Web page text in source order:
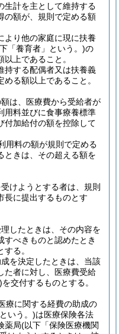
生計を主として維持する
の額が、規則で定める額
より他の家庭に現に扶養
「養育者」という。)の
上であること。
持する配偶者又は扶養義
る額以上であること。
は、医療費から受給者が
用料並びに食事療養標準
付加給付の額を控除して
用料の額が規則で定める
ときは、その超える額を
けようとする者は、規則
長に提出するものとす
したときは、その内容を
すべきものと認めたとき
る。
を決定したときは、当該
た者に対し、医療費受給
を交付するものとする。
療に関する経費の助成の
いう。)は医療保険各法
薬局(以下「保険医療機関